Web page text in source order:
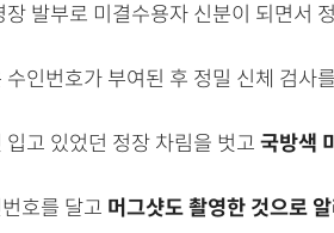
발부로 미결수용자 신분이 되면서
인번호가 부여된 후 정밀 신체 검사
고 있었던 정장 차림을 벗고 국방색
호를 달고 머그샷도 촬영한 것으로